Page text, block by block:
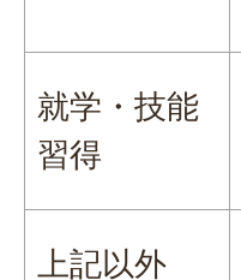
就学・技能
習得
上記以外